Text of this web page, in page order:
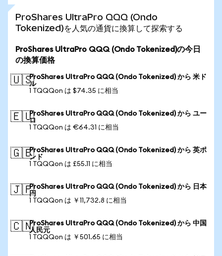
ProShares UltraPro QQQ (Ondo
Tokenized)を人気の通貨に換算して探索する
ProShares UltraPro QQQ (Ondo Tokenized)の今日
の換算価格
🇺🇸ProShares UltraPro QQQ (Ondo Tokenized) から 米ド
ル
1 TQQQon は $74.35 に相当
🇪🇺ProShares UltraPro QQQ (Ondo Tokenized) から ユー
ロ
1 TQQQon は €64.31 に相当
🇬🇧ProShares UltraPro QQQ (Ondo Tokenized) から 英ポ
ンド
1 TQQQon は £55.11 に相当
🇯🇵ProShares UltraPro QQQ (Ondo Tokenized) から 日本
円
1 TQQQon は ￥11,732.8 に相当
🇨🇳ProShares UltraPro QQQ (Ondo Tokenized) から 中国
人民元
1 TQQQon は ￥501.65 に相当